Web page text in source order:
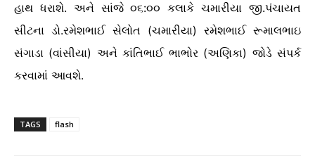
હાથ ધરાશે. અને સાંજે ૦૬:૦૦ કલાકે ચમારીયા જી.પંચાયત
સીટના ડો.રમેશભાઈ સેલોત (ચમારીયા) રમેશભાઈ રૂમાલભાઇ
સંગાડા (વાંસીયા) અને કાંતિભાઈ ભાભોર (અણિકા) જોડે સંપર્ક
કરવામાં આવશે.
TAGS flash